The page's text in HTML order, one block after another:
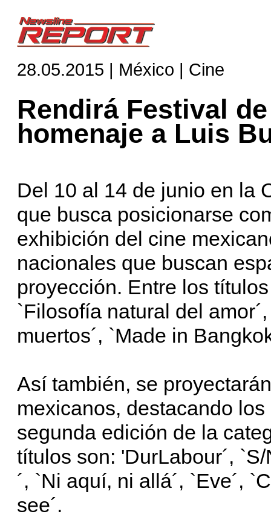
28.05.2015 | México | Cine
Rendirá Festival
homenaje a Luis
Del 10 al 14 de junio en la
que busca posicionarse
exhibición del cine
nacionales que buscan
proyección. Entre los
`Filosofía natural del
muertos´, `Made in
Así también, se
mexicanos, destacando
segunda edición de la
títulos son: 'DurLabour´,
´, `Ni aquí, ni allá´, `Eve´,
see´.